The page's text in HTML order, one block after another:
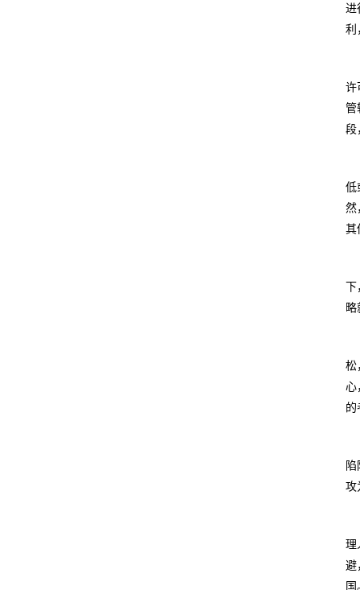
进
利
许
管
段
低
然
其
略
松
心
的
攻
理
避
国